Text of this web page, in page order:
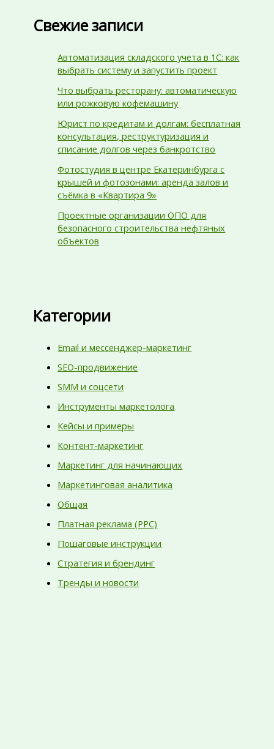
Свежие записи
Автоматизация складского учета в 1С: как
выбрать систему и запустить проект
Что выбрать ресторану: автоматическую
или рожковую кофемашину
Юрист по кредитам и долгам: бесплатная
консультация, реструктуризация и
списание долгов через банкротство
Фотостудия в центре Екатеринбурга с
крышей и фотозонами: аренда залов и
съёмка в «Квартира 9»
Проектные организации ОПО для
безопасного строительства нефтяных
объектов
Категории
Email и мессенджер-маркетинг
SEO-продвижение
SMM и соцсети
Инструменты маркетолога
Кейсы и примеры
Контент-маркетинг
Маркетинг для начинающих
Маркетинговая аналитика
Общая
Платная реклама (PPC)
Пошаговые инструкции
Стратегия и брендинг
Тренды и новости